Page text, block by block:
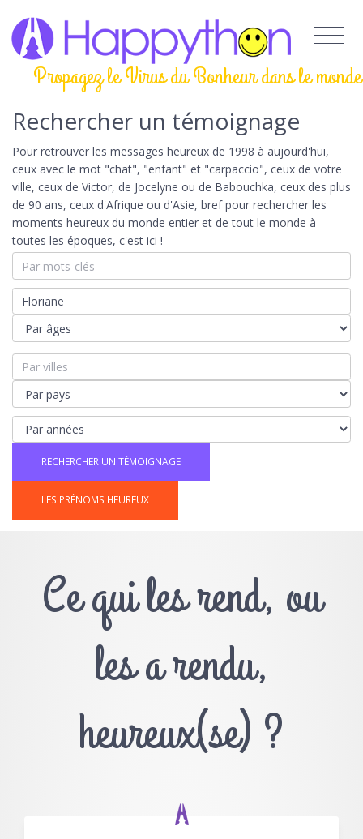
Propagez le Virus du Bonheur dans le monde
Rechercher un témoignage
Pour retrouver les messages heureux de 1998 à aujourd'hui,
ceux avec le mot "chat", "enfant" et "carpaccio", ceux de votre
ville, ceux de Victor, de Jocelyne ou de Babouchka, ceux des plus
de 90 ans, ceux d'Afrique ou d'Asie, bref pour rechercher les
moments heureux du monde entier et de tout le monde à
toutes les époques, c'est ici !
LES PRÉNOMS HEUREUX
Ce qui les rend, ou
les a rendu,
heureux(se) ?